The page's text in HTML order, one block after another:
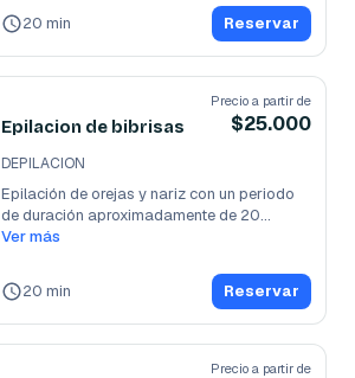
20 min Reservar
Epilacion de bibrisas
Precio a partir de
$25.000
DEPILACION
Epilación de orejas y nariz con un periodo
de duración aproximadamente de 20...
Ver más
20 min Reservar
Precio a partir de